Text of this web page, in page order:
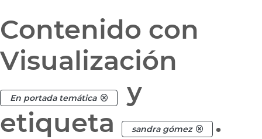
Contenido con
Visualización
En portada temática
y
etiqueta
sandra gómez .